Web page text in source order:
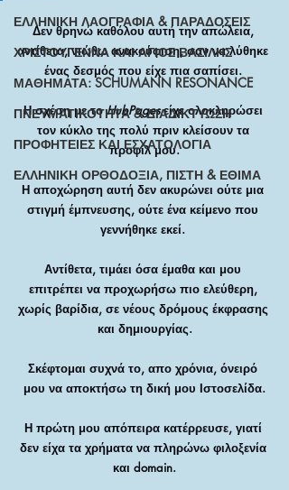
ΕΛΛΗΝΙΚΗ ΛΑΟΓΡΑΦΙΑ & ΠΑΡΑΔΟΣΕΙΣ
ΧΡΙΣΤΟΥΓΕΝΝΑ ΚΑΙ ΑΓΙΟΣ ΒΑΣΙΛΗΣ
ΜΑΘΗΜΑΤΑ: SCHUMANN RESONANCE
ΠΝΕΥΜΑΤΙΚΟΤΗΤΑ & ΔΙΑΔΙΚΤΥΩΣΗ
ΠΡΟΦΗΤΕΙΕΣ ΚΑΙ ΕΣΧΑΤΟΛΟΓΙΑ
ΕΛΛΗΝΙΚΗ ΟΡΘΟΔΟΞΙΑ, ΠΙΣΤΗ & ΕΘΙΜΑ
Δεν θρηνώ καθόλου αυτή την απώλεια,
αντίθετα, νιώθω ανακούφιση, σαν να λύθηκε
ένας δεσμός που είχε πια σαπίσει.
Η σχέση με το HubPages είχε ολοκληρώσει
τον κύκλο της πολύ πριν κλείσουν τα
προφίλ μου.
Η αποχώρηση αυτή δεν ακυρώνει ούτε μια
στιγμή έμπνευσης, ούτε ένα κείμενο που
γεννήθηκε εκεί.
Αντίθετα, τιμάει όσα έμαθα και μου
επιτρέπει να προχωρήσω πιο ελεύθερη,
χωρίς βαρίδια, σε νέους δρόμους έκφρασης
και δημιουργίας.
Σκέφτομαι συχνά το, απο χρόνια, όνειρό
μου να αποκτήσω τη δική μου Ιστοσελίδα.
Η πρώτη μου απόπειρα κατέρρευσε, γιατί
δεν είχα τα χρήματα να πληρώνω φιλοξενία
και domain.